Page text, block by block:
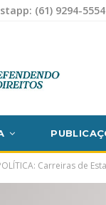
(61) 9294-5554
Carreiras de